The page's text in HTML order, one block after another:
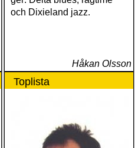
och Dixieland jazz.
Håkan Olsson
Toplista